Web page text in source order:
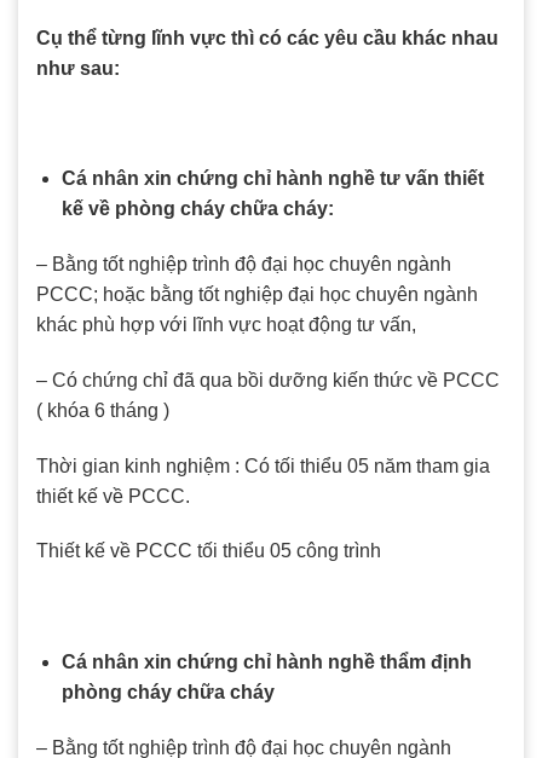
Cụ thể từng lĩnh vực thì có các yêu cầu khác nhau
như sau:
Cá nhân xin chứng chỉ hành nghề tư vấn thiết
kế về phòng cháy chữa cháy:
– Bằng tốt nghiệp trình độ đại học chuyên ngành
PCCC; hoặc bằng tốt nghiệp đại học chuyên ngành
khác phù hợp với lĩnh vực hoạt động tư vấn,
– Có chứng chỉ đã qua bồi dưỡng kiến thức về PCCC
( khóa 6 tháng )
Thời gian kinh nghiệm : Có tối thiểu 05 năm tham gia
thiết kế về PCCC.
Thiết kế về PCCC tối thiểu 05 công trình
Cá nhân xin chứng chỉ hành nghề thẩm định
phòng cháy chữa cháy
– Bằng tốt nghiệp trình độ đại học chuyên ngành